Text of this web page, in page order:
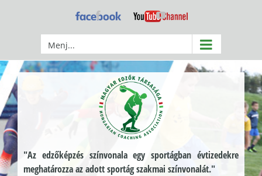
Facebook YouTube
Menj...
"Az edzőképzés színvonala egy sportágban évtizedekre
meghatározza az adott sportág szakmai színvonalát."